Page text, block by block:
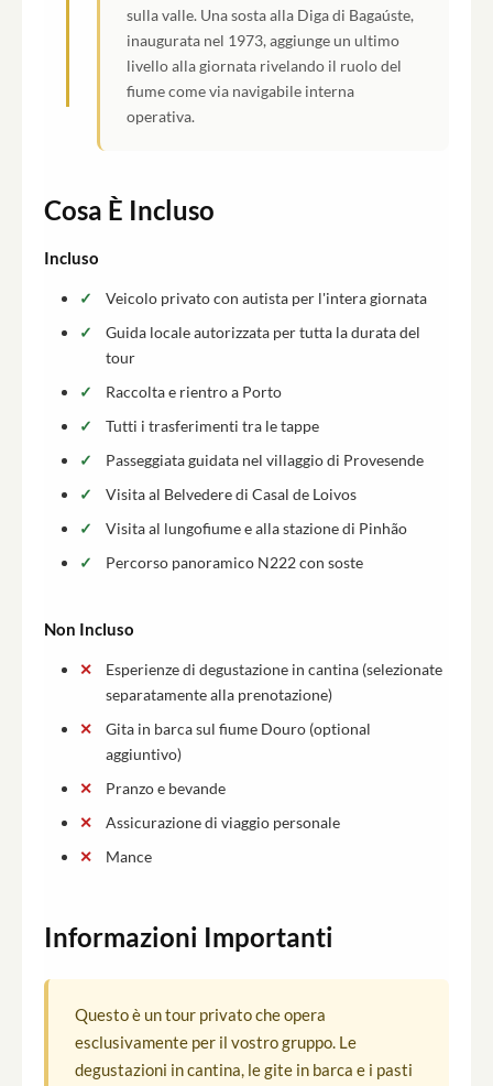
sulla valle. Una sosta alla Diga di Bagaúste,
inaugurata nel 1973, aggiunge un ultimo
livello alla giornata rivelando il ruolo del
fiume come via navigabile interna
operativa.
Cosa È Incluso
Incluso
Veicolo privato con autista per l'intera giornata
Guida locale autorizzata per tutta la durata del
tour
Raccolta e rientro a Porto
Tutti i trasferimenti tra le tappe
Passeggiata guidata nel villaggio di Provesende
Visita al Belvedere di Casal de Loivos
Visita al lungofiume e alla stazione di Pinhão
Percorso panoramico N222 con soste
Non Incluso
Esperienze di degustazione in cantina (selezionate
separatamente alla prenotazione)
Gita in barca sul fiume Douro (optional
aggiuntivo)
Pranzo e bevande
Assicurazione di viaggio personale
Mance
Informazioni Importanti
Questo è un tour privato che opera
esclusivamente per il vostro gruppo. Le
degustazioni in cantina, le gite in barca e i pasti